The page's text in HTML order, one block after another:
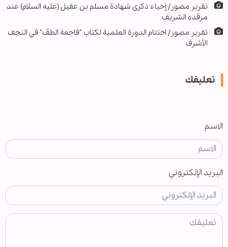
تقرير مصور/ إحياء ذكرى شهادة مسلم بن عقيل (عليه السلام) عند
مرقده الشريف
تقرير مصور/ اختتام الدورة العلمية لكتاب "فاجعة الطفّ" في النجف
الأشرف
تعليقك
الاسم
البريد الإلكتروني